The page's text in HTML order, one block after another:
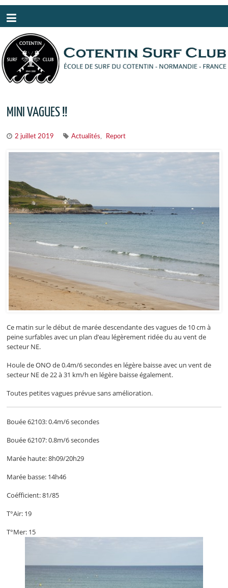
MINI VAGUES !!
2 juillet 2019 Actualités Report
Ce matin sur le début de marée descendante des vagues de 10 cm à
peine surfables avec un plan d’eau légèrement ridée du au vent de
secteur NE.
Houle de ONO de 0.4m/6 secondes en légère baisse avec un vent de
secteur NE de 22 à 31 km/h en légère baisse également.
Toutes petites vagues prévue sans amélioration.
Bouée 62103: 0.4m/6 secondes
Bouée 62107: 0.8m/6 secondes
Marée haute: 8h09/20h29
Marée basse: 14h46
Coéfficient: 81/85
T°Air: 19
T°Mer: 15
Panneau de gestion des cookies